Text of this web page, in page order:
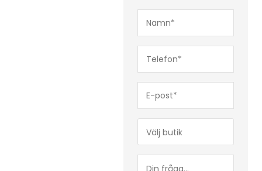
post*
(Obligatoriskt)
(Obligatoriskt)